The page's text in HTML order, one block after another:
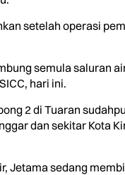
setelah operasi
semula saluran
hari ini.
2 di Tuaran
dan sekitar Kota
Jetama sedang